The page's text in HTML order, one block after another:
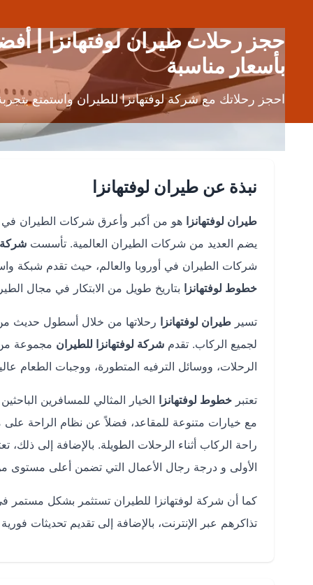
حجز رحلات طيران لوفتهانزا |
بأسعار مناسبة
احجز رحلاتك مع شركة لوفتهانزا للطيران واستمتع
نبذة عن طيران لوفتهانزا
طيران لوفتهانزا هو من أكبر وأعرق شركات الطيران في
يضم العديد من شركات الطيران العالمية. تأسست شركة
شركات الطيران في أوروبا والعالم، حيث تقدم شبكة واسعة من الرحلات
خطوط لوفتهانزا بتاريخ طويل من الابتكار في مجال
تسير طيران لوفتهانزا رحلاتها من خلال أسطول حديث من
لجميع الركاب. تقدم شركة لوفتهانزا للطيران مجموعة
الرحلات، ووسائل الترفيه المتطورة، ووجبات الطعام
تعتبر خطوط لوفتهانزا الخيار المثالي للمسافرين
مع خيارات متنوعة للمقاعد، فضلاً عن نظام الراحة على
راحة الركاب أثناء الرحلات الطويلة. بالإضافة إلى ذلك،
الأولى و درجة رجال الأعمال التي تضمن أعلى مستوى
كما أن شركة لوفتهانزا للطيران تستثمر بشكل مستمر
تذاكرهم عبر الإنترنت، بالإضافة إلى تقديم تحديثات